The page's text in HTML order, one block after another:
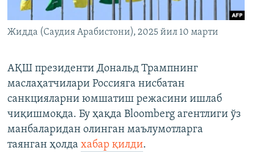
Жидда (Саудия Арабистони), 2025 йил 10 марти
АҚШ президенти Дональд Трампнинг
маслаҳатчилари Россияга нисбатан
санкцияларни юмшатиш режасини ишлаб
чиқишмоқда. Бу ҳақда Bloomberg агентлиги ўз
манбаларидан олинган маълумотларга
таянган ҳолда хабар қилди.